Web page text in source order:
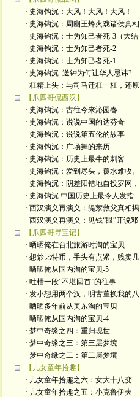
· 史海钩沉：大风！大风！大风！
· 史海钩沉：周幽王烽火戏诸侯真相
· 史海钩沉：士为知己者死-3（大结
· 史海钩沉：士为知己者死-2
· 史海钩沉：士为知己者死-1
· 史海钩沉: 送钟为何让华人忌讳?
· 杠精上头：与司马迁杠一杠，还原
【爪四哥侃西汉】
· 史海钩沉：古往今来沁园春
· 史海钩沉：说说中国的达芬奇
· 史海钩沉：说说第五伦的故事
· 史海钩沉：广场舞的来历
· 史海钩沉：历史上最牛的刺客
· 史海钩沉：爱到尽头，覆水难收。
· 史海钩沉：阴差阳错地自投罗网，
· 史海钩沉:中国历史上最令人发指
· 西汉演义再演义：缇萦救父真相揭
· 西汉演义再演义：见钱“眼”开说邓
【爪四哥寻宝记】
· 晒晒俺在台北旅游时淘的宝贝
· 想炒比特币，手头有点紧，贱卖几
· 晒晒俺从国内淘的宝贝-5
· 吐槽一段“不堪回首”的往事
· 发小想用两个汉，明古董换我的八
· 晒晒多年前从美东淘的宝贝
· 晒晒俺从国内淘的宝贝-4
· 梦中奇缘之四：重归现世
· 梦中奇缘之三：第三层梦境
· 梦中奇缘之二：第二层梦境
【儿女童年拾趣】
· 儿女童年拾趣之六：女大十八变
· 儿女童年拾趣之五：小克鲁伊夫